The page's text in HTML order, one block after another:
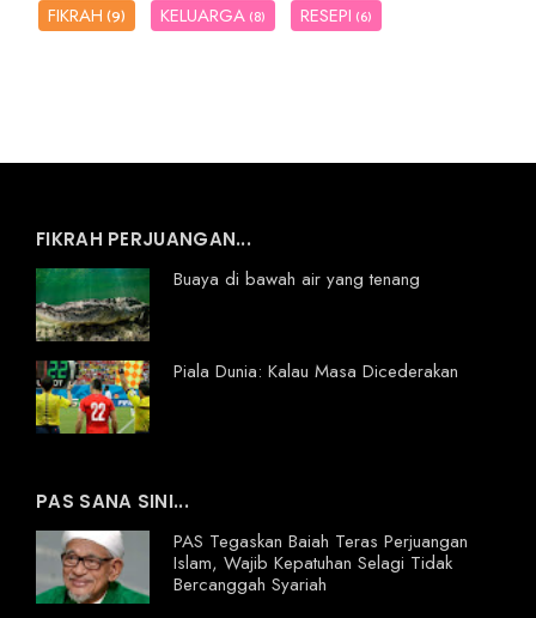
FIKRAH(9) KELUARGA (8) RESEPI (6)
FIKRAH PERJUANGAN...
Buaya di bawah air yang tenang
Piala Dunia: Kalau Masa Dicederakan
PAS SANA SINI...
PAS Tegaskan Baiah Teras Perjuangan
Islam, Wajib Kepatuhan Selagi Tidak
Bercanggah Syariah